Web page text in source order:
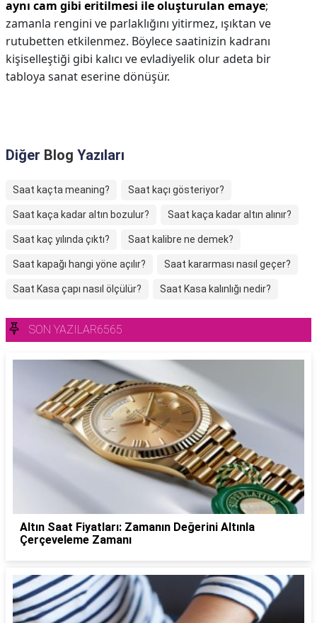
aynı cam gibi eritilmesi ile oluşturulan emaye;
zamanla rengini ve parlaklığını yitirmez, ışıktan ve
rutubetten etkilenmez. Böylece saatinizin kadranı
kişiselleştiği gibi kalıcı ve evladiyelik olur adeta bir
tabloya sanat eserine dönüşür.
Diğer Blog Yazıları
Saat kaçta meaning? Saat kaçı gösteriyor?
Saat kaça kadar altın bozulur? Saat kaça kadar altın alınır?
Saat kaç yılında çıktı? Saat kalibre ne demek?
Saat kapağı hangi yöne açılır? Saat kararması nasıl geçer?
Saat Kasa çapı nasıl ölçülür? Saat Kasa kalınlığı nedir?
SON YAZILAR6565
Altın Saat Fiyatları: Zamanın Değerini Altınla
Çerçeveleme Zamanı